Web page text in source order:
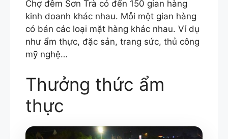
Chợ đêm Sơn Trà có đến 150 gian hàng
kinh doanh khác nhau. Mỗi một gian hàng
có bán các loại mặt hàng khác nhau. Ví dụ
như ẩm thực, đặc sản, trang sức, thủ công
mỹ nghệ…
Thưởng thức ẩm
thực